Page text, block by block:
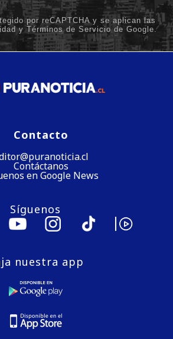
Contacto
Contáctanos
en Google News
Síguenos
nuestra app